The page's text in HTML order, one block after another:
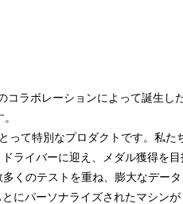
コラボレーションによって誕生し
って特別なプロダクトです。私た
ライバーに迎え、メダル獲得を
くのテストを重ね、膨大なデー
にパーソナライズされたマシンが